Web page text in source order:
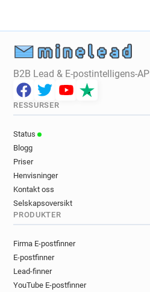
B2B Lead & E-postintelligens-API
RESSURSER
Status
Blogg
Priser
Henvisninger
Kontakt oss
Selskapsoversikt
PRODUKTER
Firma E-postfinner
E-postfinner
Lead-finner
YouTube E-postfinner